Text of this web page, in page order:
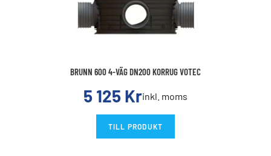
BRUNN 600 4-VÄG DN200 KORRUG VOTEC
5 125 Krinkl. moms
TILL PRODUKT